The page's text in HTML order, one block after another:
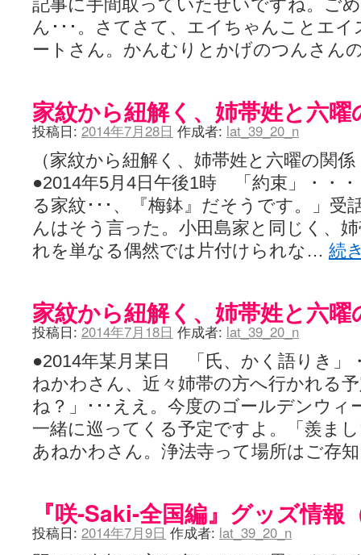
記事に手間取っていたせいですね。ご
ん･･･。さてさて、エイちゃんことエ
ートさん。かんむりとかげのつんさ
家紋から紐解く、姉帯姓と六
投稿日: 2014年7月28日 作成者: lat_39_20_n
（家紋から紐解く、姉帯姓と六曜の
●2014年5月4日午後1時 「約束」・・
る家紋･･･、『梅鉢』だそうです。」受
んはそう言った。小田島家と同じく、
れを単なる偶然では片付けられな… 続
家紋から紐解く、姉帯姓と六
投稿日: 2014年7月18日 作成者: lat_39_20_n
●2014年某月某日 「氏、かく語りき」
ねかわさん、近々姉帯の方へ行かれる
ね？」･･･ええ。今度のゴールデンウィ
一緒に巡ってくる予定ですよ。「羨ま
あねかわさん。浄法寺って場所はご存
『咲-Saki-全国編』グッズ情報
投稿日: 2014年7月9日 作成者: lat_39_20_n